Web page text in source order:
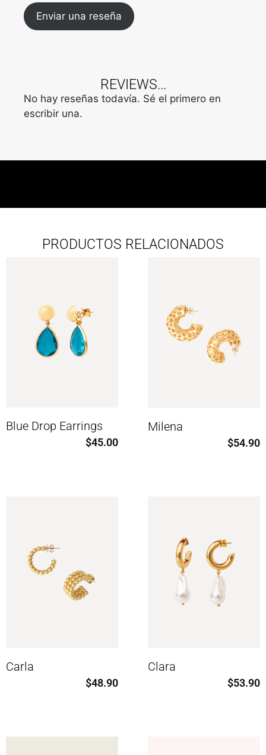
Enviar una reseña
REVIEWS...
No hay reseñas todavía. Sé el primero en
escribir una.
PRODUCTOS RELACIONADOS
Blue Drop Earrings
$45.00
Milena
$54.90
Carla
$48.90
Clara
$53.90